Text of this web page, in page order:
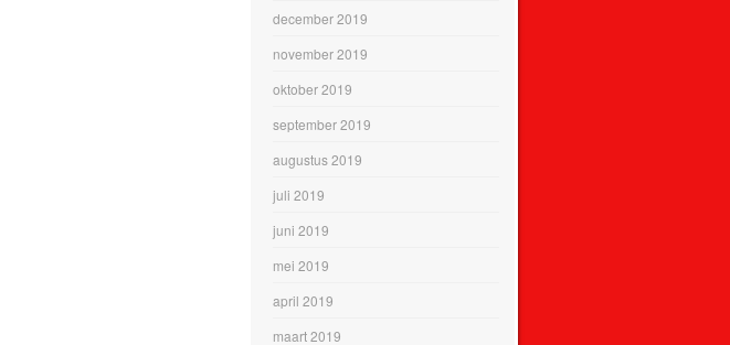
december 2019
november 2019
oktober 2019
september 2019
augustus 2019
juli 2019
juni 2019
mei 2019
april 2019
maart 2019